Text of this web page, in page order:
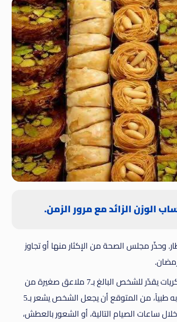
الوزن الزائد مع مرور الزمن.
وحذّر مجلس الصحة من الإكثار منها أو تجاوز
وأوضح المجلس أن الحد المسموح به في تناول السكريات يقدّر للشخص البالغ بـ7 ملاعق صغيرة من
السكر (34 غراما) يومياً، مبيّناً أن تجاوز الحد الموصى به طبياً، من المتوقع أن يجعل الشخص يشعر بـ5
ساعات الصيام التالية، أو الشعور بالعطش،